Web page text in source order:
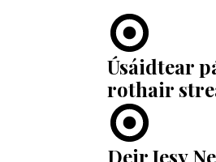
Úsáidtear
rothair
Deir Jesy